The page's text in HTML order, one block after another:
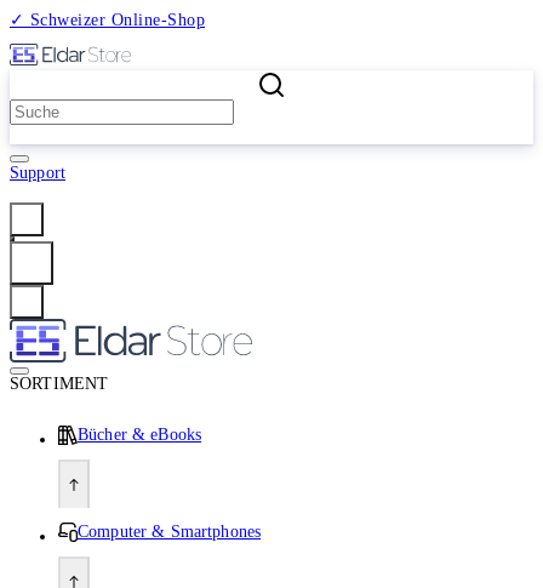
✓ Schweizer Online-Shop
Support
SORTIMENT
Bücher & eBooks
Computer & Smartphones